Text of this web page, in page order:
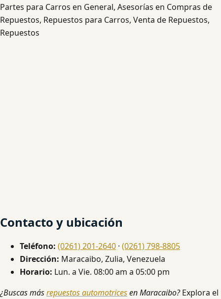
Partes para Carros en General, Asesorías en Compras de
Repuestos, Repuestos para Carros, Venta de Repuestos,
Repuestos
Contacto y ubicación
Teléfono: (0261) 201-2640 · (0261) 798-8805
Dirección: Maracaibo, Zulia, Venezuela
Horario: Lun. a Vie. 08:00 am a 05:00 pm
¿Buscas másrepuestos automotricesen Maracaibo?Explora el